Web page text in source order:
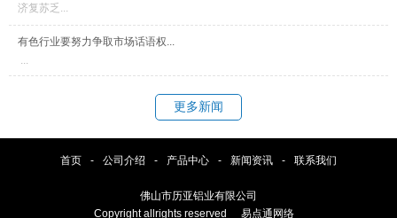
济复苏乏...
有色行业要努力争取市场话语权...
...
更多新闻
首页 - 公司介绍 - 产品中心 - 新闻资讯 - 联系我们
佛山市历亚铝业有限公司
Copyright allrights reserved
易点通网络